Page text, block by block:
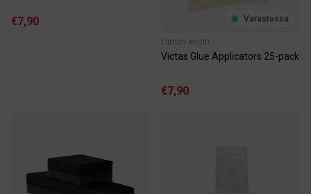
€7,90 Varastossa
Liiman levitin
Victas Glue Applicators 25-pack
€7,90